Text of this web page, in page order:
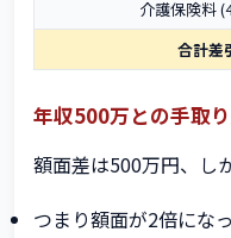
介護保険料
合計差
年収500万との手取
額面差は500万円、し
つまり額面が2倍にな